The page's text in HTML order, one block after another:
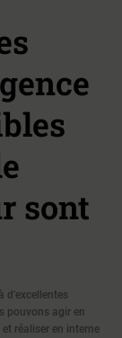
sont
d'excellentes
pouvons agir en
réaliser en interne